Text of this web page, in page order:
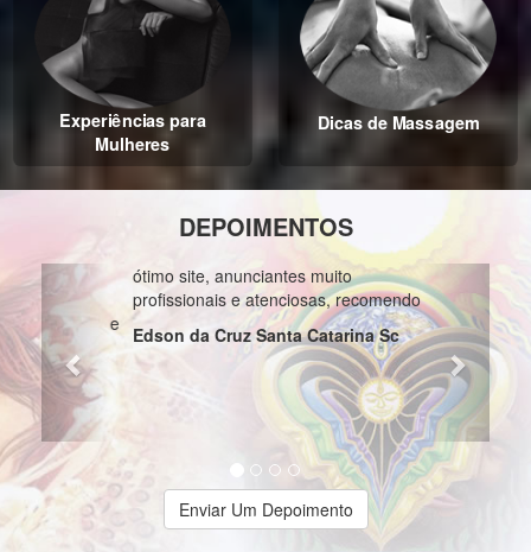
Experiências para
Mulheres
Dicas de Massagem
DEPOIMENTOS
ótimo site, anunciantes muito
profissionais e atenciosas, recomendo
Edson da Cruz Santa Catarina Sc
Previous Next
Enviar Um Depoimento
MAIS BUSCADAS